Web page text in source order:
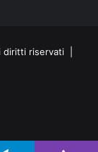
diritti riservati |